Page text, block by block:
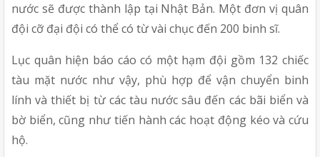
nước sẽ được thành lập tại Nhật Bản. Một đơn vị quân
đội cỡ đại đội có thể có từ vài chục đến 200 binh sĩ.
Lục quân hiện báo cáo có một hạm đội gồm 132 chiếc
tàu mặt nước như vậy, phù hợp để vận chuyển binh
lính và thiết bị từ các tàu nước sâu đến các bãi biển và
bờ biển, cũng như tiến hành các hoạt động kéo và cứu
hộ.